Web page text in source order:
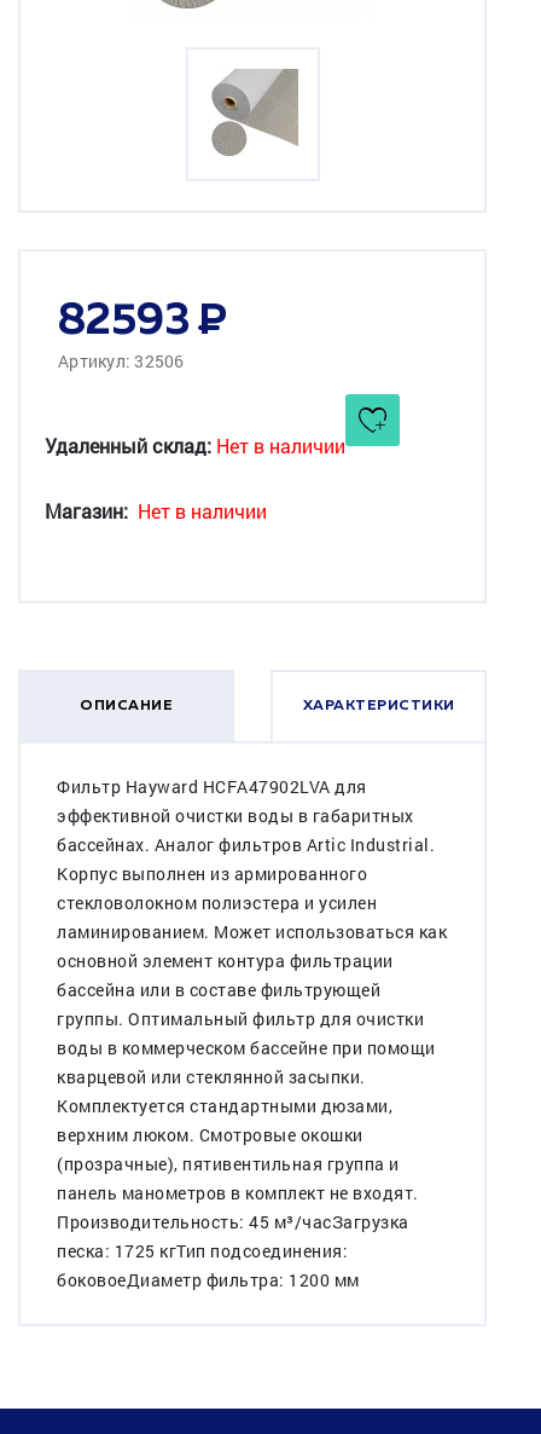
82593
Артикул: 32506
Удаленный склад: Нет в наличии
Магазин: Нет в наличии
ОПИСАНИЕ ХАРАКТЕРИСТИКИ
Фильтр Hayward HCFA47902LVA для
эффективной очистки воды в габаритных
бассейнах. Аналог фильтров Artic Industrial.
Корпус выполнен из армированного
стекловолокном полиэстера и усилен
ламинированием. Может использоваться как
основной элемент контура фильтрации
бассейна или в составе фильтрующей
группы. Оптимальный фильтр для очистки
воды в коммерческом бассейне при помощи
кварцевой или стеклянной засыпки.
Комплектуется стандартными дюзами,
верхним люком. Смотровые окошки
(прозрачные), пятивентильная группа и
панель манометров в комплект не входят.
Производительность: 45 м³/часЗагрузка
песка: 1725 кгТип подсоединения:
боковоеДиаметр фильтра: 1200 мм